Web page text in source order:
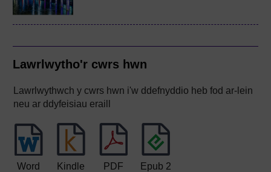
Lawrlwytho'r cwrs hwn
Lawrlwythwch y cwrs hwn i'w ddefnyddio heb fod ar-lein
neu ar ddyfeisiau eraill
Word Kindle PDF
Epub 2